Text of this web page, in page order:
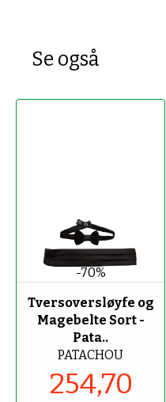
Se også
-70%
Tversoversløyfe og
Magebelte Sort -
Pata..
PATACHOU
254,70